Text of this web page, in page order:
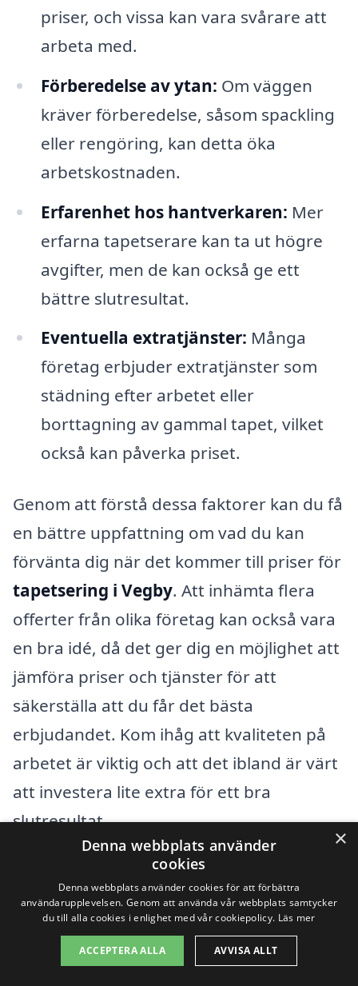
priser, och vissa kan vara svårare att
arbeta med.
Förberedelse av ytan: Om väggen
kräver förberedelse, såsom spackling
eller rengöring, kan detta öka
arbetskostnaden.
Erfarenhet hos hantverkaren: Mer
erfarna tapetserare kan ta ut högre
avgifter, men de kan också ge ett
bättre slutresultat.
Eventuella extratjänster: Många
företag erbjuder extratjänster som
städning efter arbetet eller
borttagning av gammal tapet, vilket
också kan påverka priset.
Genom att förstå dessa faktorer kan du få
en bättre uppfattning om vad du kan
förvänta dig när det kommer till priser för
tapetsering i Vegby. Att inhämta flera
offerter från olika företag kan också vara
en bra idé, då det ger dig en möjlighet att
jämföra priser och tjänster för att
säkerställa att du får det bästa
erbjudandet. Kom ihåg att kvaliteten på
arbetet är viktig och att det ibland är värt
att investera lite extra för ett bra
slutresultat.
Få 3 erbjudanden, gratis och utan
förpliktelser
×
Denna webbplats använder
cookies
Denna webbplats använder cookies för att förbättra
användarupplevelsen. Genom att använda vår webbplats samtycker
du till alla cookies i enlighet med vår cookiepolicy. Läs mer
ACCEPTERA ALLA AVVISA ALLT